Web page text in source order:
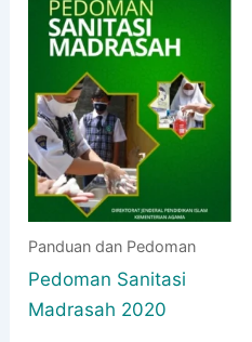
Panduan dan Pedoman
Pedoman Sanitasi
Madrasah 2020